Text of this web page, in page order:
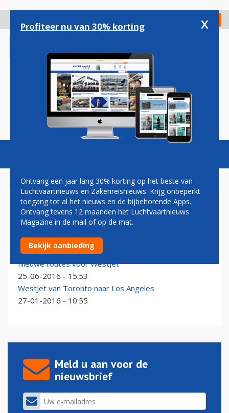
gaan
Check in
Magazine Podcasts Vacatures
BOB CUMMINGS
WestJet vliegt naar Belize
29-10-2016 - 14:45
Nieuwe routes voor WestJet
25-06-2016 - 15:53
WestJet van Toronto naar Los Angeles
27-01-2016 - 10:55
Meld u aan voor de
nieuwsbrief
Profiteer nu van 30% korting x
Ontvang een jaar lang 30% korting op het beste van
Luchtvaartnieuws en Zakenreisnieuws. Krijg onbeperkt
toegang tot al het nieuws en de bijbehorende Apps.
Ontvang tevens 12 maanden het Luchtvaartnieuws
Magazine in de mail of op de mat.
Bekijk aanbieding